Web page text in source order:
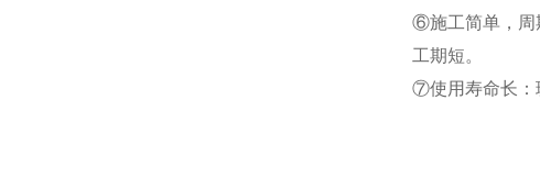
⑥施工简单，周
工期短。
⑦使用寿命长：